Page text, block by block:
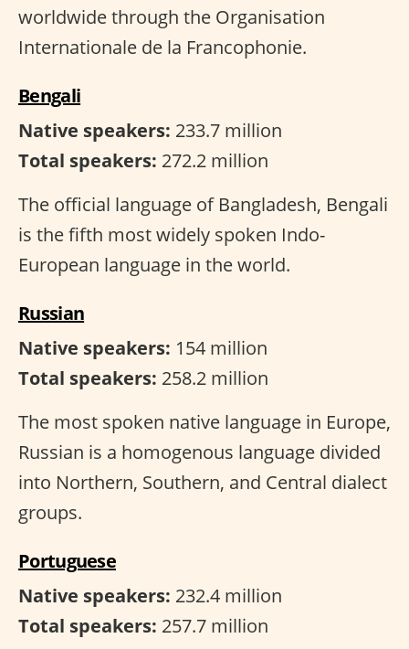
worldwide through the Organisation
Internationale de la Francophonie.
Bengali
Native speakers: 233.7 million
Total speakers: 272.2 million
The official language of Bangladesh, Bengali
is the fifth most widely spoken Indo-
European language in the world.
Russian
Native speakers: 154 million
Total speakers: 258.2 million
The most spoken native language in Europe,
Russian is a homogenous language divided
into Northern, Southern, and Central dialect
groups.
Portuguese
Native speakers: 232.4 million
Total speakers: 257.7 million